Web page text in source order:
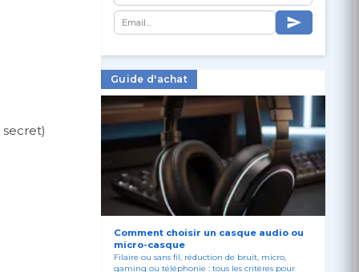
Guide d'achat
Comment choisir un casque audio ou
micro-casque
Filaire ou sans fil, réduction de bruit, micro,
gaming ou téléphonie : tous les critères pour